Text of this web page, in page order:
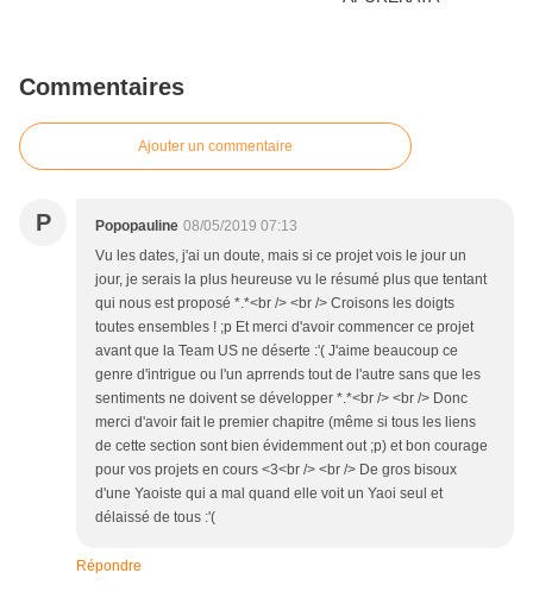
Commentaires
Ajouter un commentaire
P Popopauline 08/05/2019 07:13
Vu les dates, j'ai un doute, mais si ce projet vois le jour un
jour, je serais la plus heureuse vu le résumé plus que tentant
qui nous est proposé *.*<br /> <br /> Croisons les doigts
toutes ensembles ! ;p Et merci d'avoir commencer ce projet
avant que la Team US ne déserte :'( J'aime beaucoup ce
genre d'intrigue ou l'un aprrends tout de l'autre sans que les
sentiments ne doivent se développer *.*<br /> <br /> Donc
merci d'avoir fait le premier chapitre (même si tous les liens
de cette section sont bien évidemment out ;p) et bon courage
pour vos projets en cours <3<br /> <br /> De gros bisoux
d'une Yaoiste qui a mal quand elle voit un Yaoi seul et
délaissé de tous :'(
Répondre